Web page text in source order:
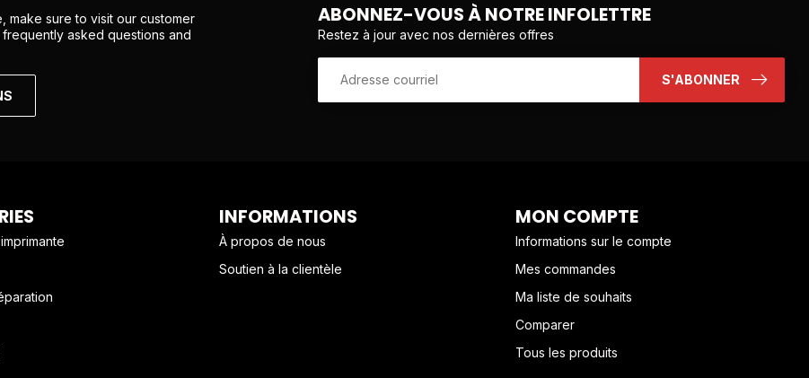
make sure to visit our customer
asked questions and
ABONNEZ-VOUS À NOTRE INFOLETTRE
Restez à jour avec nos dernières offres
S'ABONNER
INFORMATIONS
À propos de nous
Soutien à la clientèle
MON COMPTE
Informations sur le compte
Mes commandes
Ma liste de souhaits
Comparer
Tous les produits